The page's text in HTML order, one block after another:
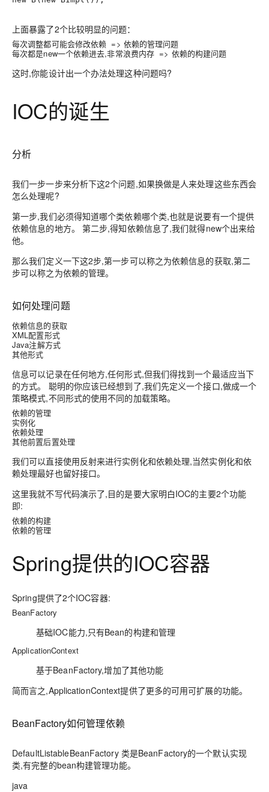
上面暴露了2个比较明显的问题：
每次调整都可能会修改依赖 => 依赖的管理问题
每次都是new一个依赖进去,非常浪费内存 => 依赖的构建问题
这时,你能设计出一个办法处理这种问题吗?
IOC的诞生
分析
我们一步一步来分析下这2个问题,如果换做是人来处理这些东西会
怎么处理呢?
第一步,我们必须得知道哪个类依赖哪个类,也就是说要有一个提供
依赖信息的地方。 第二步,得知依赖信息了,我们就得new个出来给
他。
那么我们定义一下这2步,第一步可以称之为依赖信息的获取,第二
步可以称之为依赖的管理。
如何处理问题
依赖信息的获取
XML配置形式
Java注解方式
其他形式
信息可以记录在任何地方,任何形式,但我们得找到一个最适应当下
的方式。 聪明的你应该已经想到了,我们先定义一个接口,做成一个
策略模式,不同形式的使用不同的加载策略。
依赖的管理
实例化
依赖处理
其他前置后置处理
我们可以直接使用反射来进行实例化和依赖处理,当然实例化和依
赖处理最好也留好接口。
这里我就不写代码演示了,目的是要大家明白IOC的主要2个功能
即:
依赖的构建
依赖的管理
Spring提供的IOC容器
Spring提供了2个IOC容器:
BeanFactory
基础IOC能力,只有Bean的构建和管理
ApplicationContext
基于BeanFactory,增加了其他功能
简而言之,ApplicationContext提供了更多的可用可扩展的功能。
BeanFactory如何管理依赖
DefaultListableBeanFactory 类是BeanFactory的一个默认实现
类,有完整的bean构建管理功能。
java